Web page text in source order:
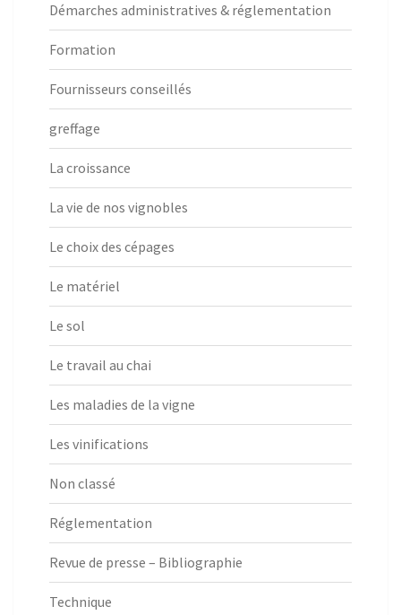
Démarches administratives & réglementation
Formation
Fournisseurs conseillés
greffage
La croissance
La vie de nos vignobles
Le choix des cépages
Le matériel
Le sol
Le travail au chai
Les maladies de la vigne
Les vinifications
Non classé
Réglementation
Revue de presse – Bibliographie
Technique